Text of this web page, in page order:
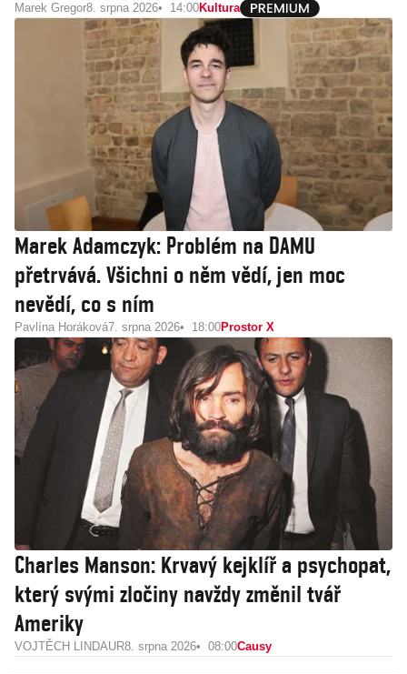
Marek Gregor8. srpna 2026 14:00Kultura
Marek Adamczyk: Problém na DAMU
přetrvává. Všichni o něm vědí, jen moc
nevědí, co s ním
Pavlína Horáková7. srpna 2026 18:00Prostor X
Charles Manson: Krvavý kejklíř a psychopat,
který svými zločiny navždy změnil tvář
Ameriky
VOJTĚCH LINDAUR8. srpna 2026 08:00Causy